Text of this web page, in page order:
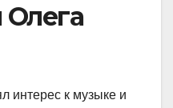
интерес к музыке и